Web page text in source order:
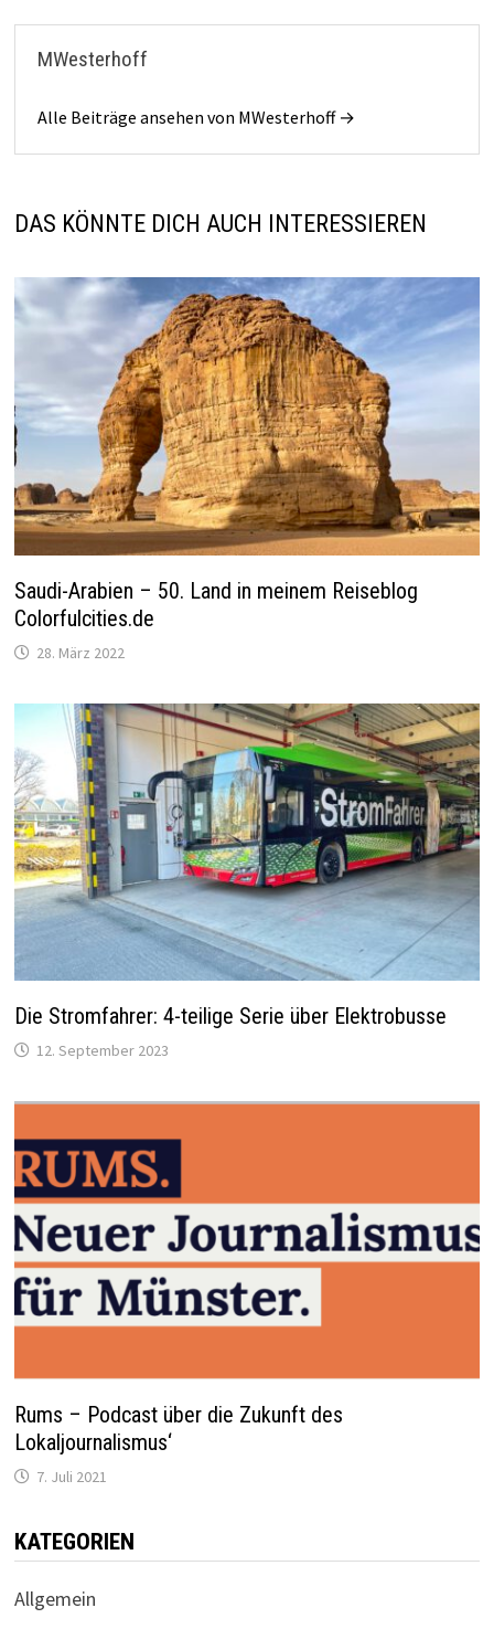
MWesterhoff
Alle Beiträge ansehen von MWesterhoff →
DAS KÖNNTE DICH AUCH INTERESSIEREN
Saudi-Arabien – 50. Land in meinem Reiseblog
Colorfulcities.de
28. März 2022
Die Stromfahrer: 4-teilige Serie über Elektrobusse
12. September 2023
Rums – Podcast über die Zukunft des
Lokaljournalismus‘
7. Juli 2021
KATEGORIEN
Allgemein